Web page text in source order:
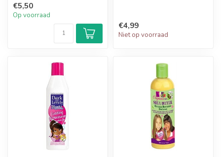
€5,50
Op voorraad
€4,99
Niet op voorraad